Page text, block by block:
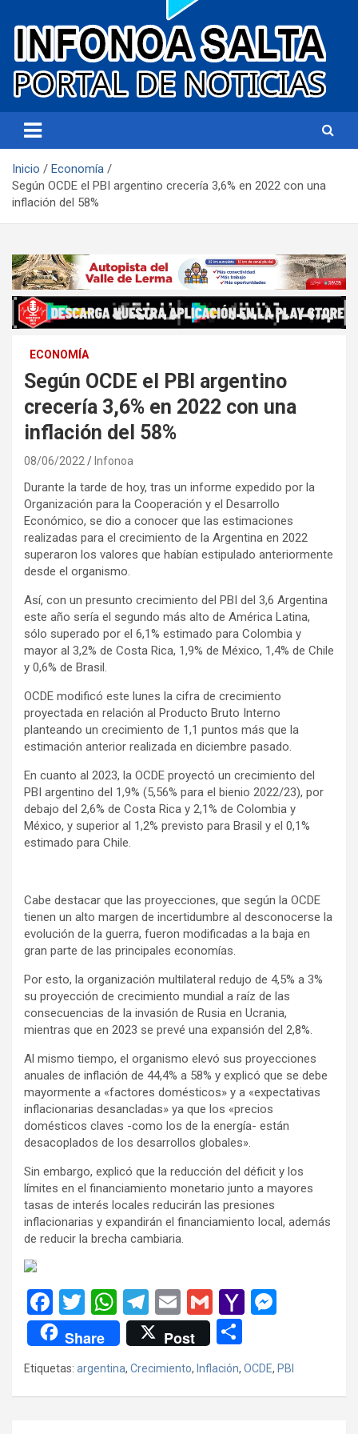
Infonoa Salta
Inicio
Economía
Según OCDE el PBI argentino crecería 3,6% en 2022 con una
inflación del 58%
ECONOMÍA
Según OCDE el PBI argentino
crecería 3,6% en 2022 con una
inflación del 58%
08/06/2022 Infonoa
Durante la tarde de hoy, tras un informe expedido por la
Organización para la Cooperación y el Desarrollo
Económico, se dio a conocer que las estimaciones
realizadas para el crecimiento de la Argentina en 2022
superaron los valores que habían estipulado anteriormente
desde el organismo.
Así, con un presunto crecimiento del PBI del 3,6 Argentina
este año sería el segundo más alto de América Latina,
sólo superado por el 6,1% estimado para Colombia y
mayor al 3,2% de Costa Rica, 1,9% de México, 1,4% de Chile
y 0,6% de Brasil.
OCDE modificó este lunes la cifra de crecimiento
proyectada en relación al Producto Bruto Interno
planteando un crecimiento de 1,1 puntos más que la
estimación anterior realizada en diciembre pasado.
En cuanto al 2023, la OCDE proyectó un crecimiento del
PBI argentino del 1,9% (5,56% para el bienio 2022/23), por
debajo del 2,6% de Costa Rica y 2,1% de Colombia y
México, y superior al 1,2% previsto para Brasil y el 0,1%
estimado para Chile.
Cabe destacar que las proyecciones, que según la OCDE
tienen un alto margen de incertidumbre al desconocerse la
evolución de la guerra, fueron modificadas a la baja en
gran parte de las principales economías.
Por esto, la organización multilateral redujo de 4,5% a 3%
su proyección de crecimiento mundial a raíz de las
consecuencias de la invasión de Rusia en Ucrania,
mientras que en 2023 se prevé una expansión del 2,8%.
Al mismo tiempo, el organismo elevó sus proyecciones
anuales de inflación de 44,4% a 58% y explicó que se debe
mayormente a «factores domésticos» y a «expectativas
inflacionarias desancladas» ya que los «precios
domésticos claves -como los de la energía- están
desacoplados de los desarrollos globales».
Sin embargo, explicó que la reducción del déficit y los
límites en el financiamiento monetario junto a mayores
tasas de interés locales reducirán las presiones
inflacionarias y expandirán el financiamiento local, además
de reducir la brecha cambiaria.
F
a
ce
b
o
T
wi
tt
er
W
h
at
s
A
T
el
e
gr
a
E
m
ail
G
m
ail
Y
o
o
n
g
Share Post
o
m
Etiquetas: argentina, Crecimiento, Inflación, OCDE, PBI